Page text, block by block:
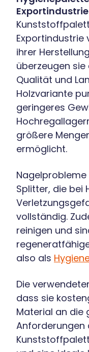
Exportindustrie
Exportindustrie
ihrer
überzeugen
Qualität und
Holzvariante
geringeres
größere
ermöglicht.
Splitter, die bei
vollständig.
reinigen und
also als
Die
dass sie
Material an die
Anforderungen